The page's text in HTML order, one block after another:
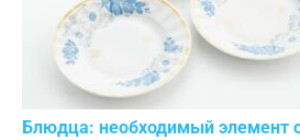
Блюдца: необходимый элемент